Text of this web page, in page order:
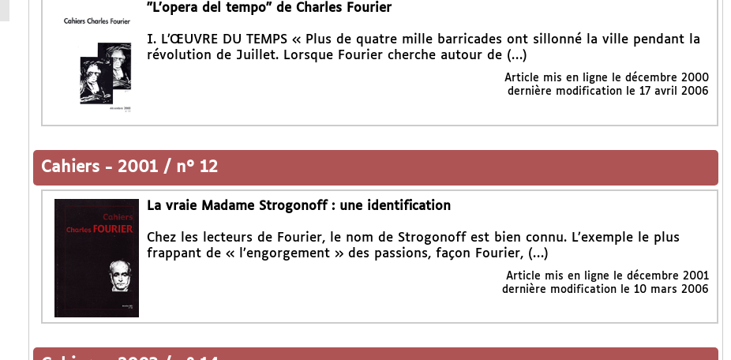
"L’opera del tempo" de Charles Fourier
I. L’ŒUVRE DU TEMPS « Plus de quatre mille barricades ont sillonné la ville pendant la
révolution de Juillet. Lorsque Fourier cherche autour de (…)
Article mis en ligne le décembre 2000
dernière modification le 17 avril 2006
Cahiers - 2001 / n° 12
La vraie Madame Strogonoff : une identification
Chez les lecteurs de Fourier, le nom de Strogonoff est bien connu. L’exemple le plus
frappant de « l’engorgement » des passions, façon Fourier, (…)
Article mis en ligne le décembre 2001
dernière modification le 10 mars 2006